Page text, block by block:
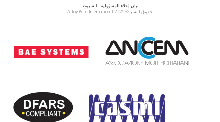
بيان إخلاء المسؤولية | الشروط
حقوق النشر © 2026 Alloy Wire International